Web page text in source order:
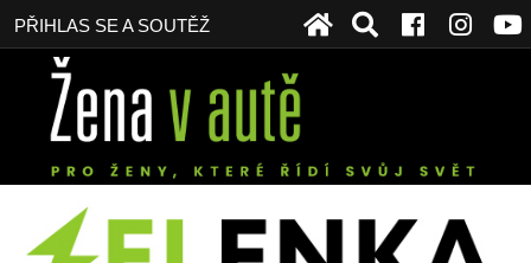
PŘIHLAS SE A SOUTĚŽ